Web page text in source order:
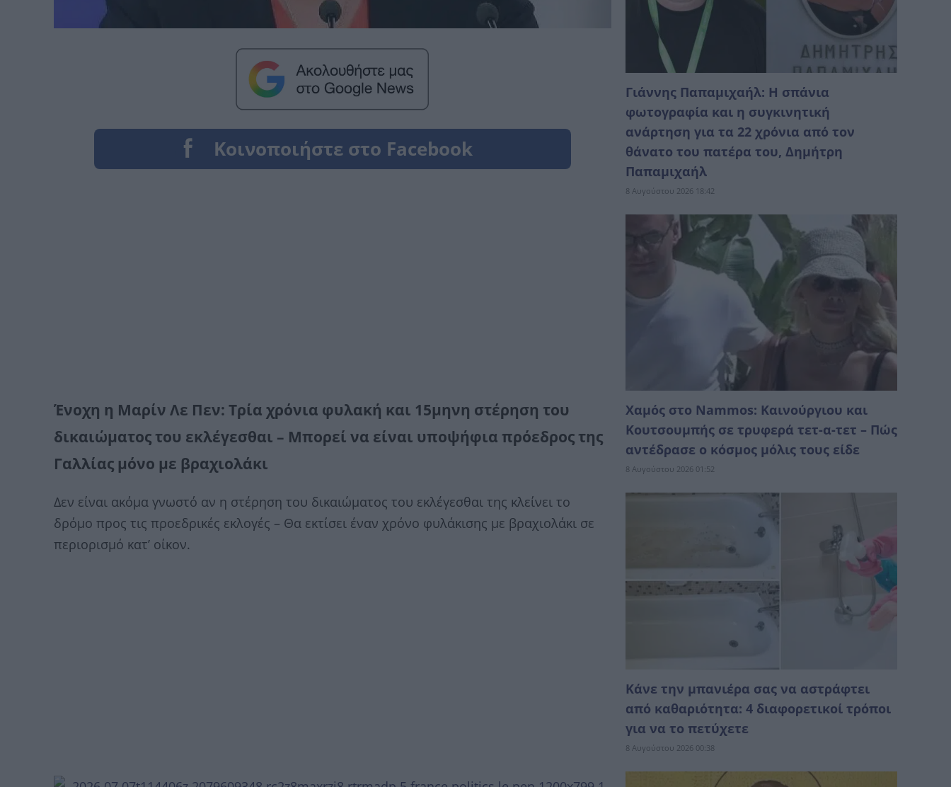
Ένοχη η Μαρίν Λε Πεν: Τρία χρόνια φυλακή και 15μηνη στέρηση του
δικαιώματος του εκλέγεσθαι – Μπορεί να είναι υποψήφια πρόεδρος της
Γαλλίας μόνο με βραχιολάκι
Δεν είναι ακόμα γνωστό αν η στέρηση του δικαιώματος του εκλέγεσθαι της κλείνει το
δρόμο προς τις προεδρικές εκλογές – Θα εκτίσει έναν χρόνο φυλάκισης με βραχιολάκι σε
περιορισμό κατ’ οίκον.
Γιάννης Παπαμιχαήλ: Η σπάνια
φωτογραφία και η συγκινητική
ανάρτηση για τα 22 χρόνια από τον
θάνατο του πατέρα του, Δημήτρη
Παπαμιχαήλ
8 Αυγούστου 2026 18:42
Χαμός στο Nammos: Καινούργιου και
Κουτσουμπής σε τρυφερά τετ-α-τετ – Πώς
αντέδρασε ο κόσμος μόλις τους είδε
8 Αυγούστου 2026 01:52
Κάνε την μπανιέρα σας να αστράφτει
από καθαριότητα: 4 διαφορετικοί τρόποι
για να το πετύχετε
8 Αυγούστου 2026 00:38